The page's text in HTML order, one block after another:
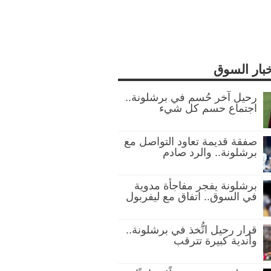
السوق
رحيل آخر حُسم في برشلونة..
اجتماع حسم كل شيء
صفقة قديمة تعاود التواصل مع
برشلونة.. والرد صادم
برشلونة يفجر مفاجأة مدوية
في السوق.. اتفاق مع ليفربول
قرار رحيل اتُّخذ في برشلونة..
وأندية كبيرة تترقب